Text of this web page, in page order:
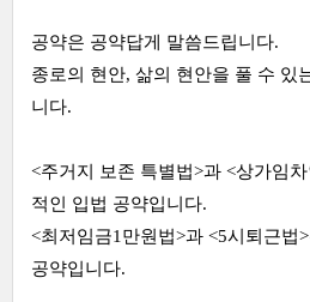
공약은 공약답게 말씀드립니다.
종로의 현안, 삶의 현안을 풀 수 있
니다.
<주거지 보존 특별법>과 <상가임
적인 입법 공약입니다.
<최저임금1만원법>과 <5시퇴근법
공약입니다.